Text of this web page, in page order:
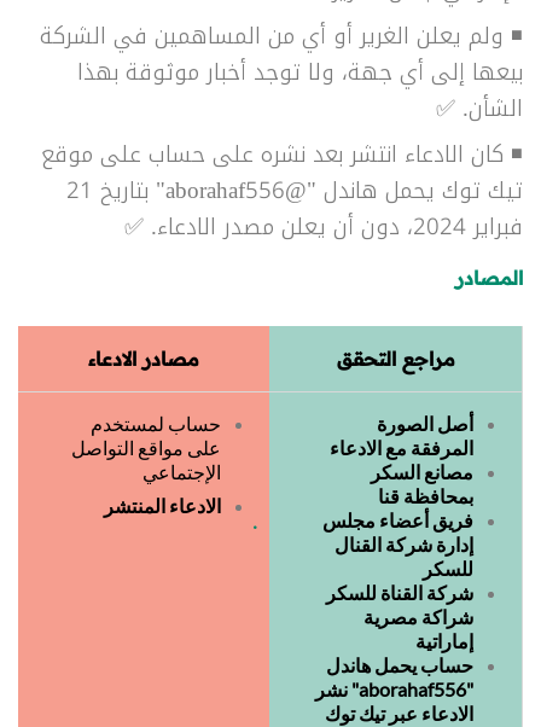
◾ ولم يعلن الغرير أو أي من المساهمين في الشركة
بيعها إلى أي جهة، ولا توجد أخبار موثوقة بهذا
الشأن. ✅
◾ كان الادعاء انتشر بعد نشره على حساب على موقع
تيك توك يحمل هاندل "@aborahaf556" بتاريخ 21
فبراير 2024، دون أن يعلن مصدر الادعاء. ✅
المصادر
مراجع التحقق مصادر الادعاء
أصل الصورة
المرفقة مع الادعاء
مصانع السكر
بمحافظة قنا
فريق أعضاء مجلس
إدارة شركة القنال
للسكر
شركة القناة للسكر
شراكة مصرية
إماراتية
حساب يحمل هاندل
"aborahaf556" نشر
الادعاء عبر تيك توك
حساب لمستخدم
على مواقع التواصل
الإجتماعي
الادعاء المنتشر